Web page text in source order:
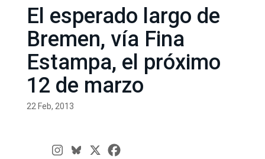
El esperado largo de
Bremen, vía Fina
Estampa, el próximo
12 de marzo
22 Feb, 2013